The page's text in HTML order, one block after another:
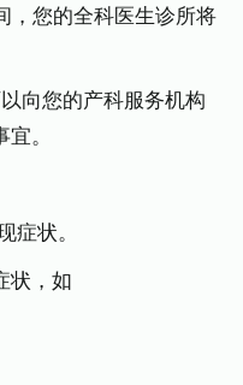
，您的全科医生诊所将
向您的产科服务机构
。
症状。
状，如